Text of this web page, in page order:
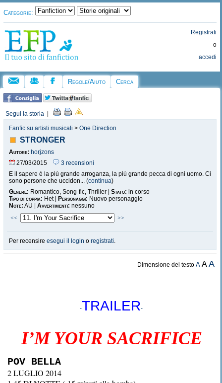
Categorie:
Registrati
o
accedi
Regole/Aiuto Cerca
Segui la storia
Fanfic su artisti musicali > One Direction
STRONGER
Autore: horjzons
27/03/2015
3 recensioni
E il sapere è la più grande arroganza, la più grande pecca di ogni uomo. Ci
sono persone che uccidon... (continua)
Genere: Romantico, Song-fic, Thriller | Stato: in corso
Tipo di coppia: Het | Personaggi: Nuovo personaggio
Note: AU | Avvertimenti: nessuno
<<
>>
Per recensire esegui il login o registrati.
Dimensione del testoA AA
-TRAILER-
I’M YOUR SACRIFICE
POV BELLA
2 LUGLIO 2014